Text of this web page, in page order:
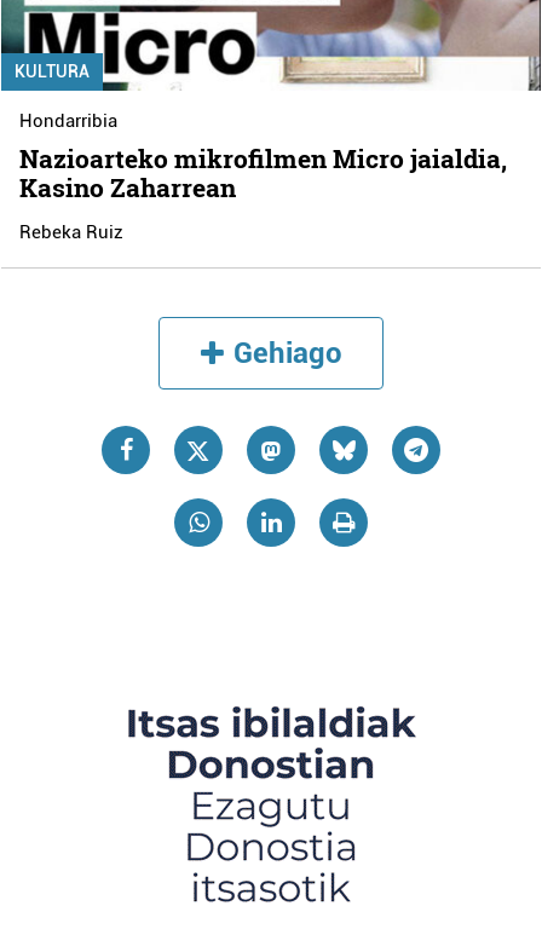
KULTURA
Hondarribia
Nazioarteko mikrofilmen Micro jaialdia,
Kasino Zaharrean
Rebeka Ruiz
Gehiago